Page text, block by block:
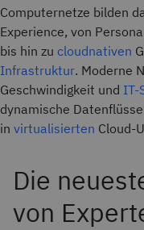
Computernetze bilden
Experience, von
bis hin zu cloudnativen
Infrastruktur. Moderne
Geschwindigkeit und IT-
dynamische
in virtualisierten Cloud-
Die
von